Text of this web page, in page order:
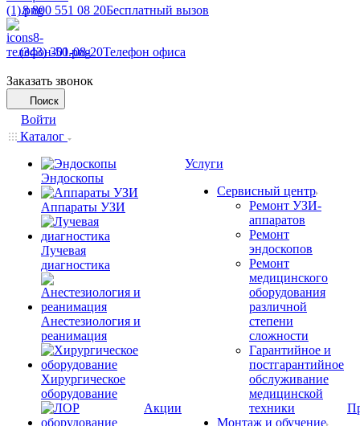
8 800 551 08 20Бесплатный вызов
(343) 301-08-20Телефон офиса
Заказать звонок
Поиск
Войти
Каталог
Эндоскопы
Аппараты УЗИ
Лучевая
диагностика
Анестезиология и
реанимация
Хирургическое
оборудование
Акции
Услуги
Сервисный центр
Ремонт УЗИ-
аппаратов
Ремонт
эндоскопов
Ремонт
медицинского
оборудования
различной
степени
сложности
Гарантийное и
постгарантийное
обслуживание
медицинской
техники
Монтаж и обучение